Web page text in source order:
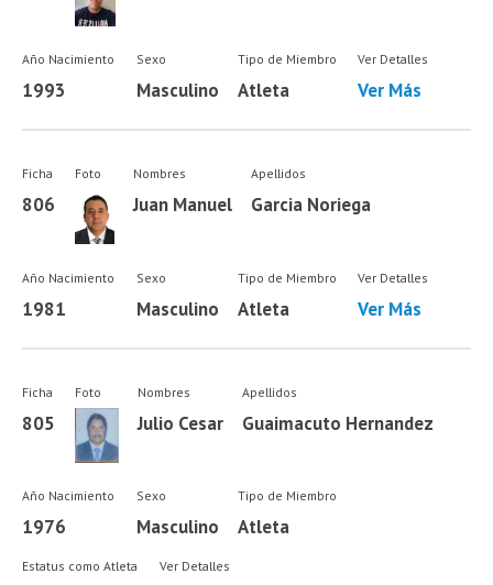
Año Nacimiento
1993
Sexo
Masculino
Tipo de Miembro
Atleta
Ver Detalles
Ver Más
Ficha
806
Foto Nombres
Juan Manuel
Apellidos
Garcia Noriega
Año Nacimiento
1981
Sexo
Masculino
Tipo de Miembro
Atleta
Ver Detalles
Ver Más
Ficha
805
Foto Nombres
Julio Cesar
Apellidos
Guaimacuto Hernandez
Año Nacimiento
1976
Sexo
Masculino
Tipo de Miembro
Atleta
Estatus como Atleta Ver Detalles